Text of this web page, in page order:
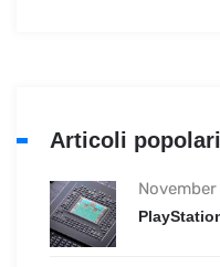
Articoli popolari